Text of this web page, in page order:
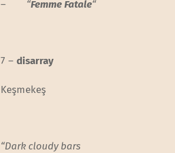
– “Femme Fatale“
7 –disarray
Keşmekeş
“Dark cloudy bars